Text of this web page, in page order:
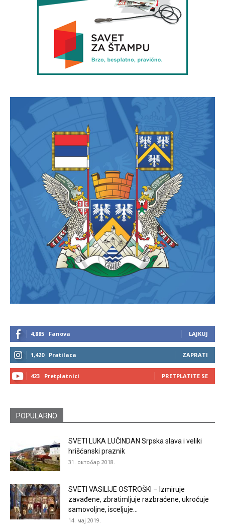
4,885 Fanova LAJKUJ
1,420 Pratilaca ZAPRATI
423 Pretplatnici PRETPLATITE SE
POPULARNO
SVETI LUKA LUČINDAN Srpska slava i veliki
hrišćanski praznik
31. октобар 2018.
SVETI VASILIJE OSTROŠKI – Izmiruje
zavađene, zbratimljuje razbraćene, ukroćuje
samovoljne, isceljuje...
14. мај 2019.